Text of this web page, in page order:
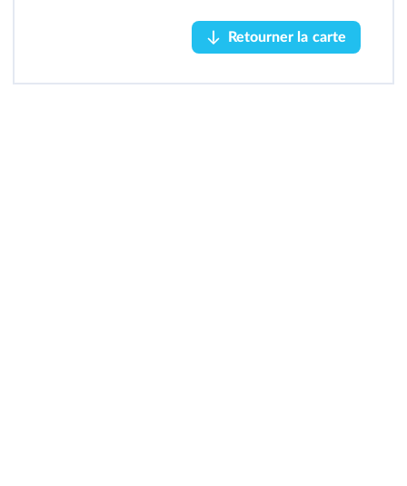
Retourner la carte
Retourner la carte